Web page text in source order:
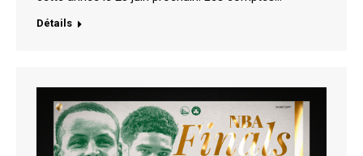
Détails